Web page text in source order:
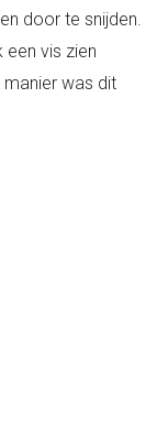
door te snijden.
een vis zien
was dit